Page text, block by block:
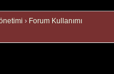
› Forum Kullanımı